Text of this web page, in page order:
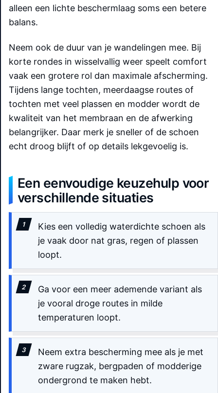
alleen een lichte beschermlaag soms een betere
balans.
Neem ook de duur van je wandelingen mee. Bij
korte rondes in wisselvallig weer speelt comfort
vaak een grotere rol dan maximale afscherming.
Tijdens lange tochten, meerdaagse routes of
tochten met veel plassen en modder wordt de
kwaliteit van het membraan en de afwerking
belangrijker. Daar merk je sneller of de schoen
echt droog blijft of op details lekgevoelig is.
Een eenvoudige keuzehulp voor
verschillende situaties
Kies een volledig waterdichte schoen als
je vaak door nat gras, regen of plassen
loopt.
Ga voor een meer ademende variant als
je vooral droge routes in milde
temperaturen loopt.
Neem extra bescherming mee als je met
zware rugzak, bergpaden of modderige
ondergrond te maken hebt.